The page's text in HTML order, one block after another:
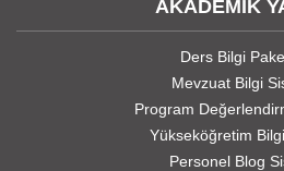
AKADEMİK
Ders Bilgi
Mevzuat Bilgi
Program
Yükseköğretim
Personel Blog